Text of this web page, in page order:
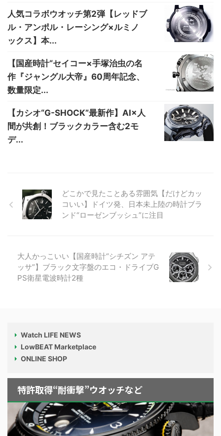
人気コラボウオッチ第2弾【レッドブ
ル・アンポル・レーシング×ルミノ
ックス】本...
【国産時計“セイコー×手塚治虫の名
作『ジャングル大帝』60周年記念、
数量限定...
【カシオ“G-SHOCK”最新作】AI×人
間が共創！ブラックカラー含む2モ
デ...
どこかで見たことある雰囲気【だけどカッ
コいい】ドイツ発、日本未上陸の時計ブラ
ンド“ローゼンブッシュ”に注目
大人かっこいい【国産時計“シチズン アテ
ッサ”】ブラック文字盤のエコ・ドライブG
PS衛星電波時計2種
Watch LIFE NEWS
LowBEAT Marketplace
ONLINE SHOP
特許取得“耐衝撃”ウオッチなど